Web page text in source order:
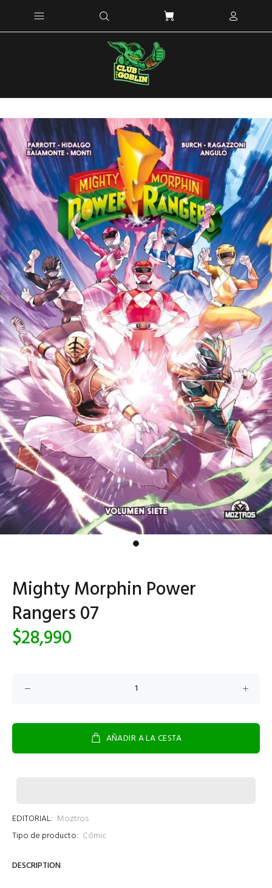
Mighty Morphin Power
Rangers 07
$28,990
AÑADIR A LA CESTA
EDITORIAL: Moztros
Tipo de producto: Cómic
DESCRIPTION